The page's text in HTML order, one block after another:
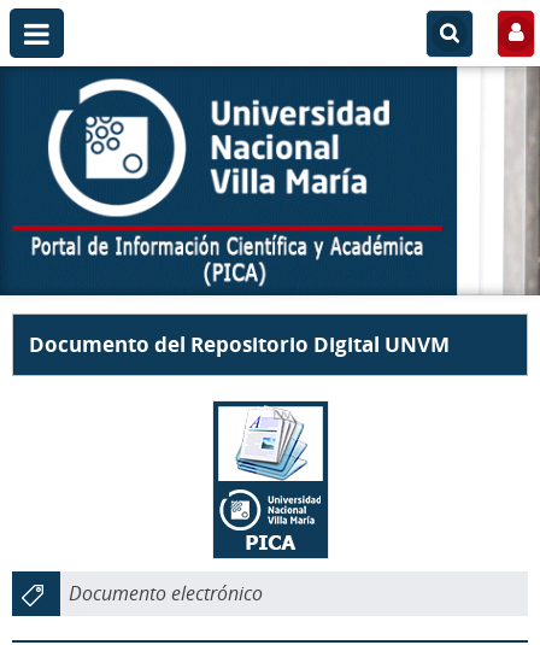
Documento del Repositorio Digital UNVM
Documento electrónico